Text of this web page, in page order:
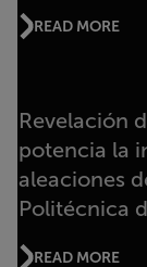
READ MORE
Revelación
potencia la
aleaciones
Politécnica
READ MORE